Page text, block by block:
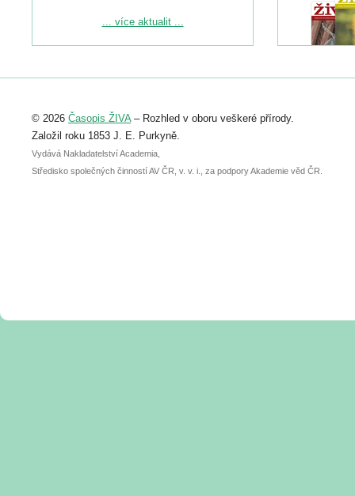
Podrobnější informace ke konferenci
Registrovat se můžete do 6. září.
abstraktu přihlášené přednášky nebo
posteru je už 30. června.
... více aktualit ...
© 2026 Časopis ŽIVA– Rozhled v oboru veškeré přírody.
Založil roku 1853 J. E. Purkyně.
Vydává Nakladatelství Academia,
Středisko společných činností AV ČR, v. v. i., za podpory Akademie věd ČR.